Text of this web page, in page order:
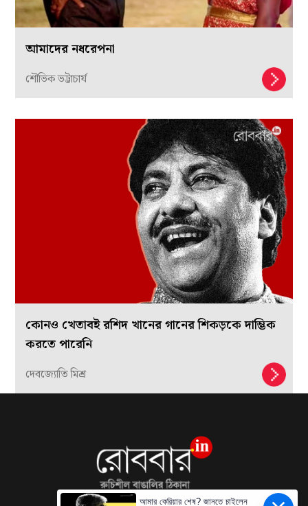
আমাদের নধরেপনা
শৌভিক ভট্টাচার্য
কোনও খেতাবই রশিদ খানের গানের শিকড়কে দাম্ভিক
করতে পারেনি
দেবজ্যোতি মিশ্র
আমার কেরিয়ার শেষ? জানতে চাইলেন